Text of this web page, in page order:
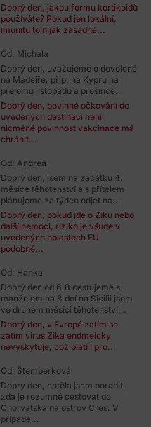
Dobrý den, jakou formu kortikoidů
používáte? Pokud jen lokální,
imunitu to nijak zásadně...
Od: Michala
Dobrý den, uvažujeme o dovolené
na Madeiře, příp. na Kypru na
přelomu listopadu a prosince...
Dobrý den, povinné očkování do
uvedených destinací není,
nicméně povinnost vakcinace má
chránit...
Od: Andrea
Dobrý den, jsem na začátku 4.
měsíce těhotenství a s přítelem
plánujeme za týden odjet na...
Dobrý den, pokud jde o Ziku nebo
další nemoci, riziko je všude v
uvedených oblastech EU
podobné...
Od: Hanka
Dobrý den od 6.8 cestujeme s
manželem na 8 dní na Sicilii jsem
ve druhém měsíci těhotenství...
Dobrý den, v Evropě zatím se
zatím virus Zika endmeicky
nevyskytuje, což platí i pro...
Od: Štemberková
Dobry den, chtěla jsem poradit,
zda je rozumné cestovat do
Chorvatska na ostrov Cres. V
případě...